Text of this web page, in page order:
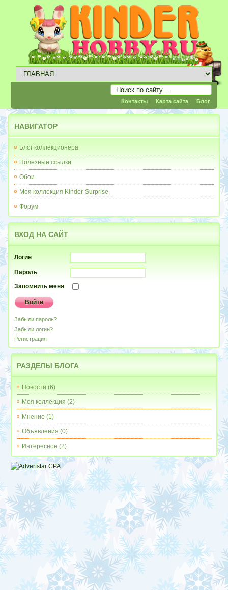
Контакты Карта сайта Блог
НАВИГАТОР
Блог коллекционера
Полезные ссылки
Обои
Моя коллекция Kinder-Surprise
Форум
ВХОД НА САЙТ
Логин
Пароль
Запомнить меня
Забыли пароль?
Забыли логин?
Регистрация
РАЗДЕЛЫ БЛОГА
Новости (6)
Моя коллекция (2)
Мнение (1)
Объявления (0)
Интересное (2)